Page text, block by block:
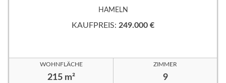
HAMELN
KAUFPREIS: 249.000 €
WOHNFLÄCHE
215 m²
ZIMMER
9